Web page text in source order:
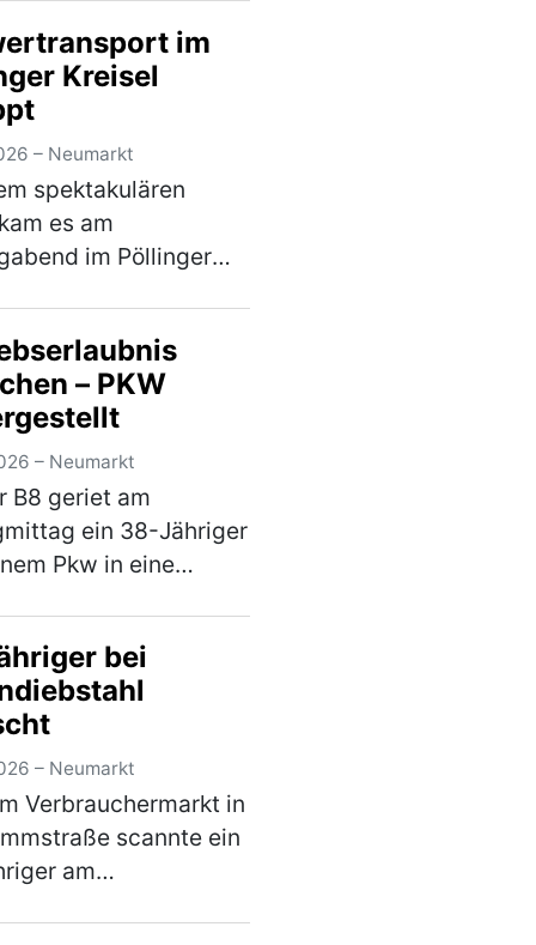
Lengenfeld.
m nach der
(mehr)
im
Kreisel
– Neumarkt
spektakulären
es am
im Pöllinger
der Fahrt die Achse,
der Nachläufer des
umkippte
(mehr)
– PKW
– Neumarkt
B8 geriet am
ein 38-Jähriger
Pkw in eine
Fahrzeug
hatte, die zum
d…(mehr)
bei
– Neumarkt
Verbrauchermarkt in
scannte ein
am